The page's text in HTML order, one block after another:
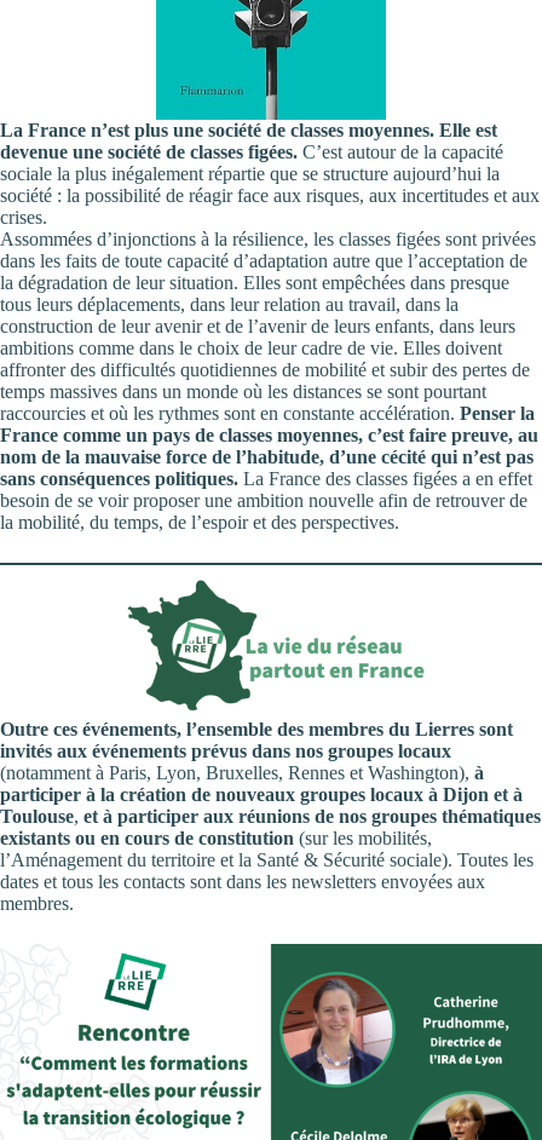
La France n’est plus une société de classes moyennes. Elle est
devenue une société de classes figées. C’est autour de la capacité
sociale la plus inégalement répartie que se structure aujourd’hui la
société : la possibilité de réagir face aux risques, aux incertitudes et aux
crises.
Assommées d’injonctions à la résilience, les classes figées sont privées
dans les faits de toute capacité d’adaptation autre que l’acceptation de
la dégradation de leur situation. Elles sont empêchées dans presque
tous leurs déplacements, dans leur relation au travail, dans la
construction de leur avenir et de l’avenir de leurs enfants, dans leurs
ambitions comme dans le choix de leur cadre de vie. Elles doivent
affronter des difficultés quotidiennes de mobilité et subir des pertes de
temps massives dans un monde où les distances se sont pourtant
raccourcies et où les rythmes sont en constante accélération. Penser la
France comme un pays de classes moyennes, c’est faire preuve, au
nom de la mauvaise force de l’habitude, d’une cécité qui n’est pas
sans conséquences politiques. La France des classes figées a en effet
besoin de se voir proposer une ambition nouvelle afin de retrouver de
la mobilité, du temps, de l’espoir et des perspectives.
Outre ces événements, l’ensemble des membres du Lierres sont
invités aux événements prévus dans nos groupes locaux
(notamment à Paris, Lyon, Bruxelles, Rennes et Washington), à
participer à la création de nouveaux groupes locaux à Dijon et à
Toulouse, et à participer aux réunions de nos groupes thématiques
existants ou en cours de constitution (sur les mobilités,
l’Aménagement du territoire et la Santé & Sécurité sociale). Toutes les
dates et tous les contacts sont dans les newsletters envoyées aux
membres.